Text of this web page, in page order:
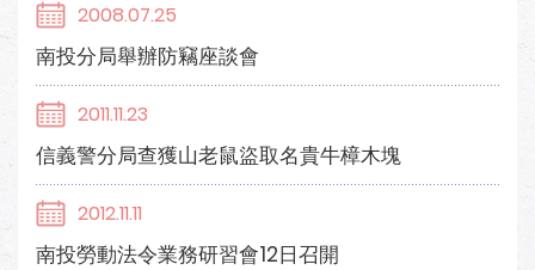
2008.07.25
南投分局舉辦防竊座談會
2011.11.23
信義警分局查獲山老鼠盜取名貴牛樟木塊
2012.11.11
南投勞動法令業務研習會12日召開